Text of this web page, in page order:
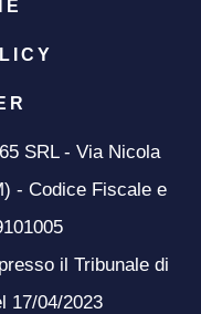
SRL - Via Nicola
- Codice Fiscale e
il Tribunale di
17/04/2023